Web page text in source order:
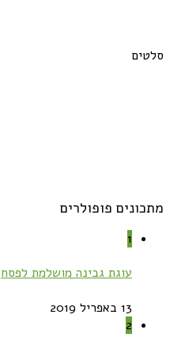
סלטים
מתכונים פופולרים
1
עוגת גבינה מושלמת לפסח
13 באפריל 2019
2